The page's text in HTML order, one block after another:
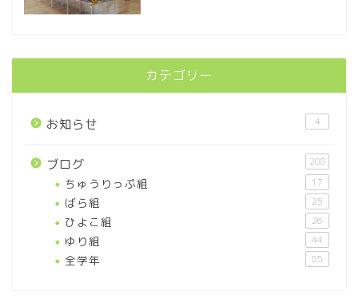
カテゴリー
お知らせ 4
ブログ 208
ちゅうりっぷ組 17
ばら組 25
ひよこ組 26
ゆり組 44
全学年 85